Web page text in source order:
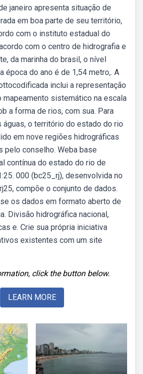
janeiro apresenta situação de
em boa parte de seu território,
com o instituto estadual do
com o centro de hidrografia e
da marinha do brasil, o nível
época do ano é de 1,54 metro,. A
inclui a representação
sistemático na escala
a forma de rios, com sua. Para
o território do estado do rio
em nove regiões hidrográficas
pelo conselho. Weba base
contínua do estado do rio de
000 (bc25_rj), desenvolvida no
compõe o conjunto de dados.
os dados em formato aberto de
Divisão hidrográfica nacional,
e. Crie sua própria iniciativa
existentes com um site
click the button below.
LEARN MORE